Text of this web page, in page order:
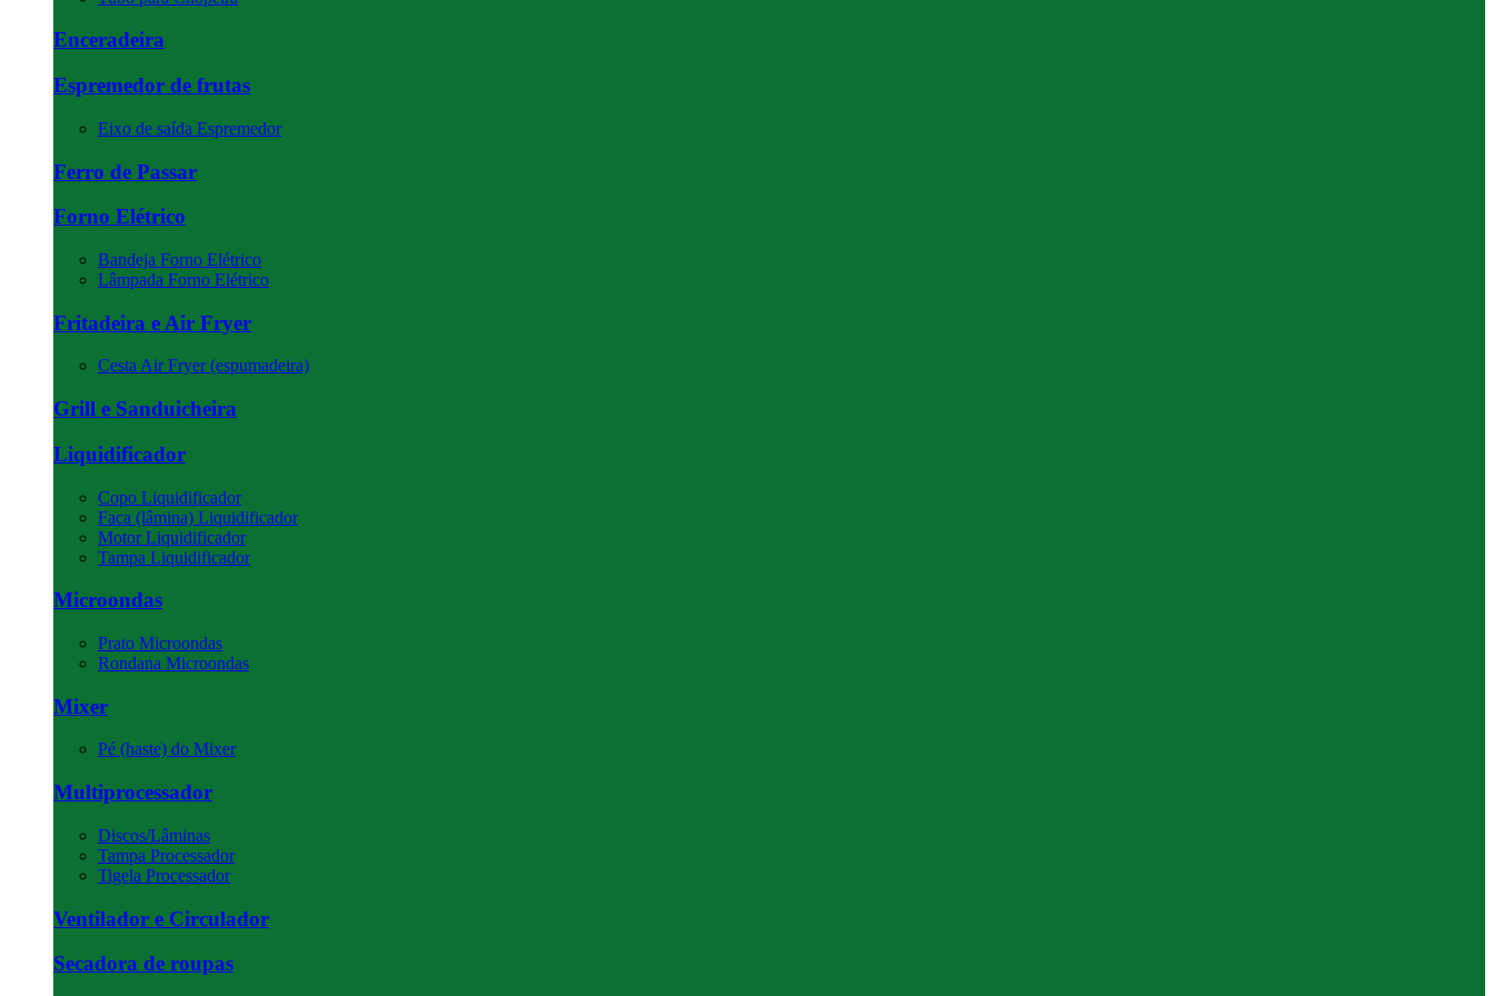
Enceradeira
Espremedor de frutas
Eixo de saída Espremedor
Ferro de Passar
Forno Elétrico
Bandeja Forno Elétrico
Lâmpada Forno Elétrico
Fritadeira e Air Fryer
Cesta Air Fryer (espumadeira)
Grill e Sanduicheira
Liquidificador
Copo Liquidificador
Faca (lâmina) Liquidificador
Motor Liquidificador
Tampa Liquidificador
Microondas
Prato Microondas
Rondana Microondas
Mixer
Pé (haste) do Mixer
Multiprocessador
Discos/Lâminas
Tampa Processador
Tigela Processador
Ventilador e Circulador
Secadora de roupas